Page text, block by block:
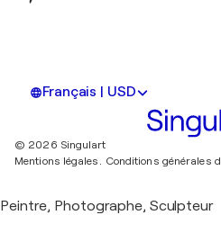
Français | USD
© 2026 Singulart
Mentions légales. Conditions générales
Peintre, Photographe, Sculpteur